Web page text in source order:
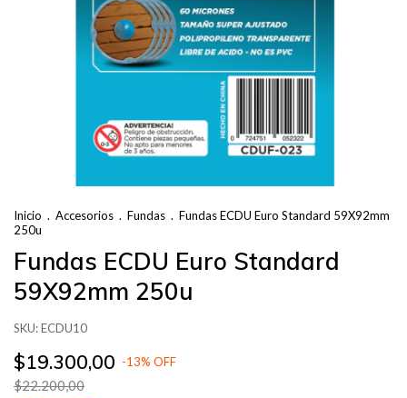
Inicio . Accesorios . Fundas . Fundas ECDU Euro Standard 59X92mm
250u
Fundas ECDU Euro Standard
59X92mm 250u
SKU:ECDU10
$19.300,00 -13% OFF
$22.200,00